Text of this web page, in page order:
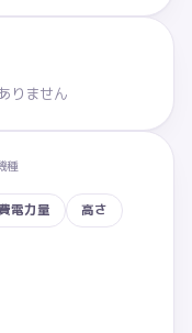
りません
種
電力量 高さ
下から33%の位置